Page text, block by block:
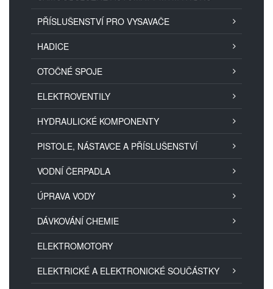
PŘÍSLUŠENSTVÍ PRO VYSAVAČE
HADICE
OTOČNÉ SPOJE
ELEKTROVENTILY
HYDRAULICKÉ KOMPONENTY
PISTOLE, NÁSTAVCE A PŘÍSLUŠENSTVÍ
VODNÍ ČERPADLA
ÚPRAVA VODY
DÁVKOVÁNÍ CHEMIE
ELEKTROMOTORY
ELEKTRICKÉ A ELEKTRONICKÉ SOUČÁSTKY